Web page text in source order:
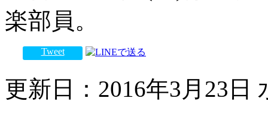
楽部員。
Tweet
更新日：2016年3月23日